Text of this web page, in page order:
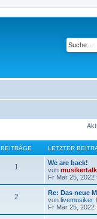
BEITRÄGE LETZTER
1
We are back!
von musikertalk
Fr Mär 25, 2022
2
Re: Das neue
von livemusiker
Fr Mär 25, 2022